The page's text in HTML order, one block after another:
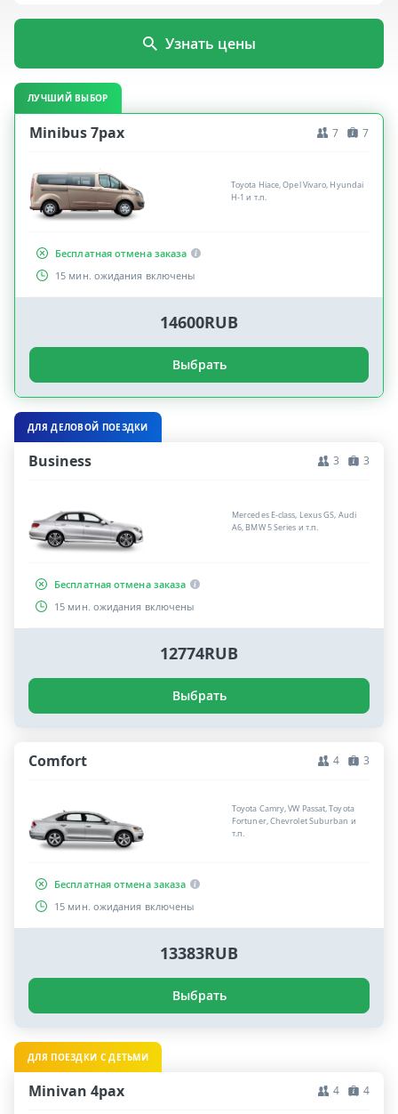
Узнать цены
ЛУЧШИЙ ВЫБОР
Minibus 7pax 7 7
Toyota Hiace, Opel Vivaro, Hyundai
H-1 и т.п.
Бесплатная отмена заказа
15 мин. ожидания включены
14600RUB
Выбрать
ДЛЯ ДЕЛОВОЙ ПОЕЗДКИ
Business 3 3
Mercedes E-class, Lexus GS, Audi
A6, BMW 5 Series и т.п.
Бесплатная отмена заказа
15 мин. ожидания включены
12774RUB
Выбрать
Comfort 4 3
Toyota Camry, VW Passat, Toyota
Fortuner, Chevrolet Suburban и
т.п.
Бесплатная отмена заказа
15 мин. ожидания включены
13383RUB
Выбрать
ДЛЯ ПОЕЗДКИ С ДЕТЬМИ
Minivan 4pax 4 4